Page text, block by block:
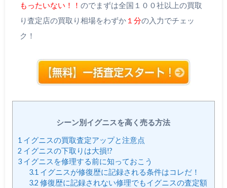
もったいない！！ のでまずは全国１００社以上の買取
り査定店の買取り相場をわずか１分の入力でチェッ
ク！
シーン別イグニスを高く売る方法
1 イグニスの買取査定アップと注意点
2 イグニスの下取りは大損!?
3イグニスを修理する前に知っておこう
3.1 イグニスが修復歴に記録される条件はコレだ！
3.2 修復歴に記録されない修理でもイグニスの査定額